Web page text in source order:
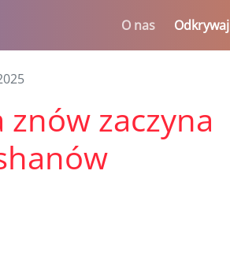
O nas Odkrywaj
zaczyna